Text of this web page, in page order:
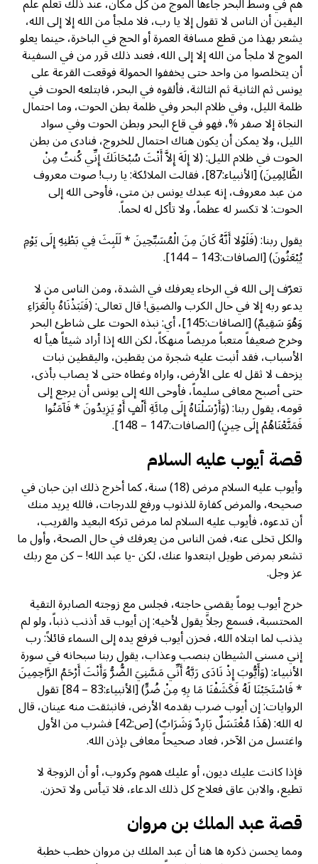
اليقين أن الناس لا تقول إلا يا رب، فلا ملجأ من الله إلا إلى الله،
يشعر بهذا من قطع مسافة العمرة أو الحج في الباخرة، حينما يعلو
الموج لا ملجأ من الله إلا إلى الله، فعند ذلك قرر من في السفينة
أن يتخلصوا من واحد حتى يخففوا الحمولة فوقعت القرعة على
يونس ثم الثانية ثم الثالثة، فألقوه في البحر، فابتلعه الحوت في
ظلمة الليل، وفي ظلام البحر وفي ظلمة بطن الحوت، وما احتمال
النجاة إلا صفر %، فهو في قاع البحر وبطن الحوت وفي سواد
الليل، ولا يمكن أن يكون هناك احتمال للخروج، فنادى من بطن
الحوت في ظلام الليل: (لا إِلَهَ إِلاَّ أَنْتَ سُبْحَانَكَ إِنِّي كُنتُ مِنْ
الظَّالِمِينَ) [الأنبياء:87]، فقالت الملائكة: يا رب! صوت معروف
من عبد معروف، إنه عبدك يونس بن متى، فأوحى الله إلى
الحوت: لا تكسر له عظماً، ولا تأكل له لحماً.
يقول ربنا: (فَلَوْلا أَنَّهُ كَانَ مِنَ الْمُسَبِّحِينَ * لَلَبِثَ فِي بَطْنِهِ إِلَى يَوْمِ
يُبْعَثُونَ) [الصافات:143 – 144].
تعرّف إلى الله في الرخاء يعرفك في الشدة، ومن الناس من لا
يدعو ربه إلا في حال الكرب والضيق! قال تعالى: (فَنَبَذْنَاهُ بِالْعَرَاءِ
وَهُوَ سَقِيمٌ) [الصافات:145]، أي: نبذه الحوت على شاطئ البحر
وخرج ضعيفاً متعباً مريضاً منهكاً، لكن الله إذا أراد شيئاً هيأ له
الأسباب، فقد أنبت عليه شجرة من يقطين، واليقطين نبات
يزحف لا ثقل له على الأرض، واراه وغطاه حتى لا يصاب بأذى،
حتى أصبح معافى سليماً، فأوحى الله إلى يونس أن يرجع إلى
قومه، يقول ربنا: (وَأَرْسَلْنَاهُ إِلَى مِائَةِ أَلْفٍ أَوْ يَزِيدُونَ * فَآمَنُوا
فَمَتَّعْنَاهُمْ إِلَى حِينٍ) [الصافات:147 – 148].
قصة أيوب عليه السلام
وأيوب عليه السلام مرض (18) سنة، كما أخرج ذلك ابن حبان في
صحيحه، والمرض كفارة للذنوب ورفع للدرجات، فالله يريد منك
أن تدعوه، فأيوب عليه السلام لما مرض تركه البعيد والقريب،
والكل تخلى عنه، فمن الناس من يعرفك في حال الصحة، وأول ما
تشعر بمرض طويل ابتعدوا عنك، لكن -يا عبد الله! – كن مع ربك
عز وجل.
خرج أيوب يوماً يقضي حاجته، فجلس مع زوجته الصابرة التقية
المحتسبة، فسمع رجلاً يقول لأخيه: إن أيوب قد أذنب ذنباً، ولو لم
يذنب لما ابتلاه الله، فحزن أيوب فرفع يده إلى السماء قائلاً: رب
إني مسني الشيطان بنصب وعذاب، يقول ربنا سبحانه في سورة
الأنبياء: (وَأَيُّوبَ إِذْ نَادَى رَبَّهُ أَنِّي مَسَّنِيَ الضُّرُّ وَأَنْتَ أَرْحَمُ الرَّاحِمِينَ
* فَاسْتَجَبْنَا لَهُ فَكَشَفْنَا مَا بِهِ مِنْ ضُرٍّ) [الأنبياء:83 – 84] تقول
الروايات: إن أيوب ضرب بقدمه الأرض، فانبثقت منه عينان، قال
له الله: (هَذَا مُغْتَسَلٌ بَارِدٌ وَشَرَابٌ) [ص:42] فشرب من الأول
واغتسل من الآخر، فعاد صحيحاً معافى بإذن الله.
فإذا كانت عليك ديون، أو عليك هموم وكروب، أو أن الزوجة لا
تطيع، والابن عاق فعلاج كل ذلك الدعاء، فلا تيأس ولا تحزن.
قصة عبد الملك بن مروان
ومما يحسن ذكره ها هنا أن عبد الملك بن مروان خطب خطبة